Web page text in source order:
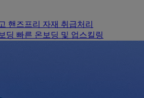
핸즈프리 자재 취급처리
딩 빠른 온보딩 및 업스킬링